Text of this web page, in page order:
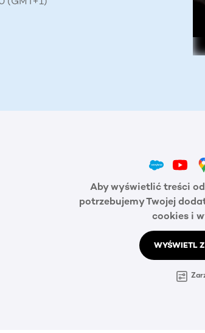
Aby wyświetlić treści
potrzebujemy Twojej
cookies i
WYŚWIETL